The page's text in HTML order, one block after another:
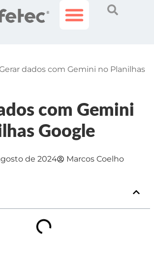
Gerar dados com Gemini no Planilhas
com Gemini
Google
de 2024 Marcos Coelho